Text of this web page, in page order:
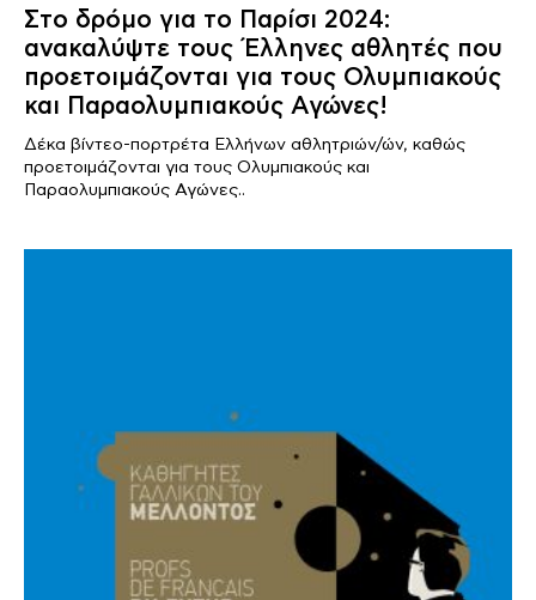
Στο δρόμο για το Παρίσι 2024:
ανακαλύψτε τους Έλληνες αθλητές που
προετοιμάζονται για τους Ολυμπιακούς
και Παραολυμπιακούς Αγώνες!
Δέκα βίντεο-πορτρέτα Ελλήνων αθλητριών/ών, καθώς
προετοιμάζονται για τους Ολυμπιακούς και
Παραολυμπιακούς Αγώνες..